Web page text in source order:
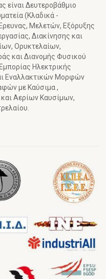
είναι Δευτεροβάθμιο
(Κλαδικά -
Μελετών, Εξόρυξης
Διακίνησης και
Ορυκτελαίων,
και Διανομής Φυσικού
Ηλεκτρικής
Εναλλακτικών Μορφών
με Καύσιμα ,
Αερίων Καυσίμων,